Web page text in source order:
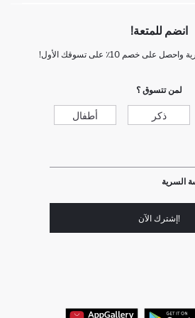
انضم للمتعة!
خصم 10٪ على تسوقك الأول!
لمن تتسوق ؟
ذكر أطفال
السرية
!إشترك الآن